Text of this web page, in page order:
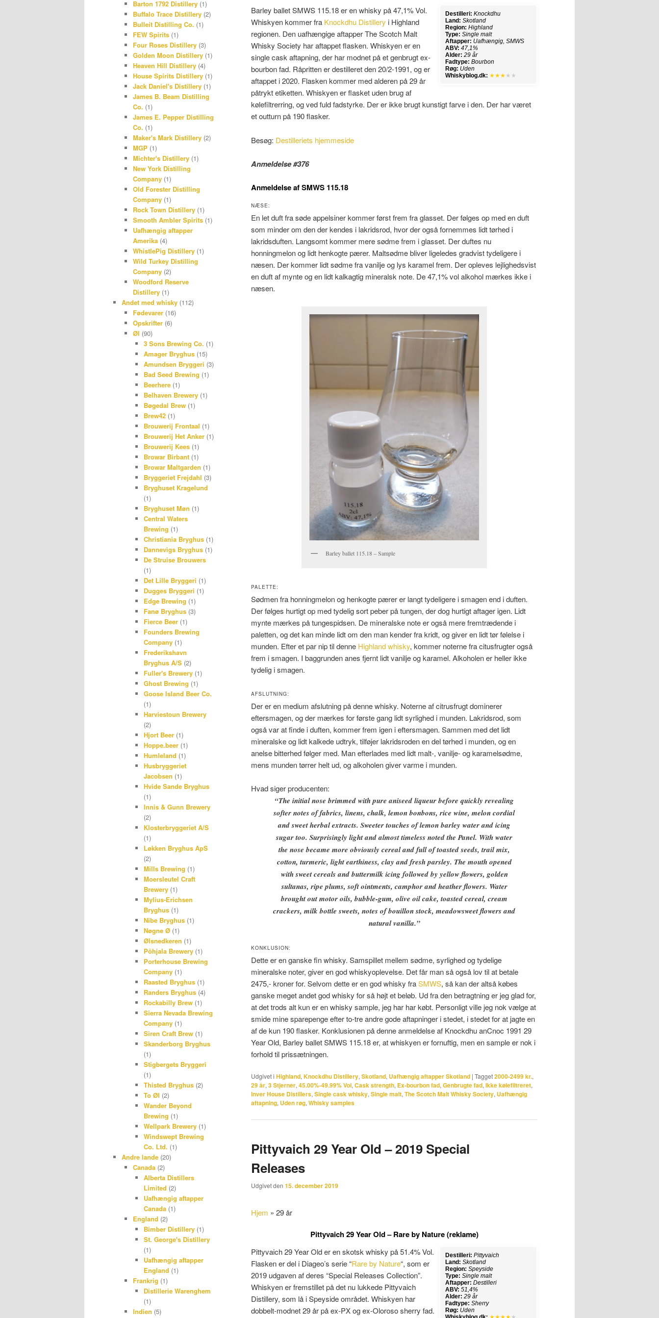
Destilleri: Knockdhu
Land: Skotland
Region: Highland
Type: Single malt
Aftapper: Uafhængig, SMWS
ABV: 47,1%
Alder: 29 år
Fadtype: Bourbon
Røg: Uden
Whiskyblog.dk: ★★★ ★★
Barley ballet SMWS 115.18 er en whisky på 47,1% Vol.
Whiskyen kommer fra Knockdhu Distillery i Highland
regionen. Den uafhængige aftapper The Scotch Malt
Whisky Society har aftappet flasken. Whiskyen er en
single cask aftapning, der har modnet på et genbrugt ex-
bourbon fad. Råpritten er destilleret den 20/2-1991, og er
aftappet i 2020. Flasken kommer med alderen på 29 år
påtrykt etiketten. Whiskyen er flasket uden brug af
kølefiltrerring, og ved fuld fadstyrke. Der er ikke brugt kunstigt farve i den. Der har været
et outturn på 190 flasker.
Besøg: Destilleriets hjemmeside
Anmeldelse #376
Anmeldelse af SMWS 115.18
NÆSE:
En let duft fra søde appelsiner kommer først frem fra glasset. Der følges op med en duft
som minder om den der kendes i lakridsrod, hvor der også fornemmes lidt tørhed i
lakridsduften. Langsomt kommer mere sødme frem i glasset. Der duftes nu
honningmelon og lidt henkogte pærer. Maltsødme bliver ligeledes gradvist tydeligere i
næsen. Der kommer lidt sødme fra vanilje og lys karamel frem. Der opleves lejlighedsvist
en duft af mynte og en lidt kalkagtig mineralsk note. De 47,1% vol alkohol mærkes ikke i
næsen.
Barley ballet 115.18 – Sample
PALETTE:
Sødmen fra honningmelon og henkogte pærer er langt tydeligere i smagen end i duften.
Der følges hurtigt op med tydelig sort peber på tungen, der dog hurtigt aftager igen. Lidt
mynte mærkes på tungespidsen. De mineralske note er også mere fremtrædende i
paletten, og det kan minde lidt om den man kender fra kridt, og giver en lidt tør følelse i
munden. Efter et par nip til denne Highland whisky, kommer noterne fra citusfrugter også
frem i smagen. I baggrunden anes fjernt lidt vanilje og karamel. Alkoholen er heller ikke
tydelig i smagen.
AFSLUTNING:
Der er en medium afslutning på denne whisky. Noterne af citrusfrugt dominerer
eftersmagen, og der mærkes for første gang lidt syrlighed i munden. Lakridsrod, som
også var at finde i duften, kommer frem igen i eftersmagen. Sammen med det lidt
mineralske og lidt kalkede udtryk, tilføjer lakridsroden en del tørhed i munden, og en
anelse bitterhed følger med. Man efterlades med lidt malt-, vanilje- og karamelsødme,
mens munden tørrer helt ud, og alkoholen giver varme i munden.
Hvad siger producenten:
“The initial nose brimmed with pure aniseed liqueur before quickly revealing
softer notes of fabrics, linens, chalk, lemon bonbons, rice wine, melon cordial
and sweet herbal extracts. Sweeter touches of lemon barley water and icing
sugar too. Surprisingly light and almost timeless noted the Panel. With water
the nose became more obviously cereal and full of toasted seeds, trail mix,
cotton, turmeric, light earthiness, clay and fresh parsley. The mouth opened
with sweet cereals and buttermilk icing followed by yellow flowers, golden
sultanas, ripe plums, soft ointments, camphor and heather flowers. Water
brought out motor oils, bubble-gum, olive oil cake, toasted cereal, cream
crackers, milk bottle sweets, notes of bouillon stock, meadowsweet flowers and
natural vanilla.”
KONKLUSION:
Dette er en ganske fin whisky. Samspillet mellem sødme, syrlighed og tydelige
mineralske noter, giver en god whiskyoplevelse. Det får man så også lov til at betale
2475,- kroner for. Selvom dette er en god whisky fraSMWS, så kan der altså købes
ganske meget andet god whisky for så højt et beløb. Ud fra den betragtning er jeg glad for,
at det trods alt kun er en whisky sample, jeg har har købt. Personligt ville jeg nok vælge at
smide mine sparepenge efter to-tre andre gode aftapninger i stedet, i stedet for at jagte en
af de kun 190 flasker. Konklusionen på denne anmeldelse af Knockdhu anCnoc 1991 29
Year Old, Barley ballet SMWS 115.18 er, at whiskyen er fornuftig, men en sample er nok i
forhold til prissætningen.
Udgivet i Highland, Knockdhu Distillery, Skotland, Uafhængig aftapper Skotland | Tagget2000-2499 kr.,
29 år, 3 Stjerner, 45.00%-49.99% Vol, Cask strength, Ex-bourbon fad, Genbrugte fad, Ikke kølefiltreret,
Inver House Distillers, Single cask whisky, Single malt, The Scotch Malt Whisky Society, Uafhængig
aftapning, Uden røg, Whisky samples
Pittyvaich 29 Year Old – 2019 Special
Releases
Udgivet den 15. december 2019
Hjem » 29 år
Pittyvaich 29 Year Old – Rare by Nature (reklame)
Destilleri: Pittyvaich
Land: Skotland
Region: Speyside
Type: Single malt
Aftapper: Destilleri
ABV: 51,4%
Alder: 29 år
Fadtype: Sherry
Røg: Uden
Pittyvaich 29 Year Old er en skotsk whisky på 51.4% Vol.
Flasken er del i Diageo’s serie “Rare by Nature“, som er
2019 udgaven af deres “Special Releases Collection”.
Whiskyen er fremstillet på det nu lukkede Pittyvaich
Distillery, som lå i Speyside området. Whiskyen har
dobbelt-modnet 29 år på ex-PX og ex-Oloroso sherry fad.
a
m
e
s
Barton 1792 Distillery(1)
Buffalo Trace Distillery(2)
Bulleit Distilling Co. (1)
FEW Spirits(1)
Four Roses Distillery(3)
Golden Moon Distillery(1)
Heaven Hill Distillery(4)
House Spirits Distillery(1)
Jack Daniel's Distillery(1)
James B. Beam Distilling
Co. (1)
James E. Pepper Distilling
Co. (1)
Maker's Mark Distillery(2)
MGP(1)
Michter's Distillery(1)
New York Distilling
Company(1)
Old Forester Distilling
Company(1)
Rock Town Distillery(1)
Smooth Ambler Spirits(1)
Uafhængig aftapper
Amerika(4)
WhistlePig Distillery(1)
Wild Turkey Distilling
Company(2)
Woodford Reserve
Distillery(1)
Andet med whisky (112)
Fødevarer(16)
Opskrifter(6)
Øl (90)
3 Sons Brewing Co. (1)
Amager Bryghus (15)
Amundsen Bryggeri (3)
Bad Seed Brewing (1)
Beerhere (1)
Belhaven Brewery (1)
Bøgedal Brew (1)
Brew42 (1)
Brouwerij Frontaal (1)
Brouwerij Het Anker (1)
Brouwerij Kees (1)
Browar Birbant (1)
Browar Maltgarden (1)
Bryggeriet Frejdahl (3)
Bryghuset Kragelund
(1)
Bryghuset Møn (1)
Central Waters
Brewing (1)
Christiania Bryghus (1)
Dannevigs Bryghus (1)
De Struise Brouwers
(1)
Det Lille Bryggeri (1)
Dugges Bryggeri (1)
Edge Brewing (1)
Fanø Bryghus (3)
Fierce Beer (1)
Founders Brewing
Company (1)
Frederikshavn
Bryghus A/S (2)
Fuller's Brewery (1)
Ghost Brewing (1)
Goose Island Beer Co.
(1)
Harviestoun Brewery
(2)
Hjort Beer (1)
Hoppe.beer (1)
Humleland (1)
Husbryggeriet
Jacobsen (1)
Hvide Sande Bryghus
(1)
Innis & Gunn Brewery
(2)
Klosterbryggeriet A/S
(1)
Løkken Bryghus ApS
(2)
Mills Brewing (1)
Moersleutel Craft
Brewery (1)
Mylius-Erichsen
Bryghus (1)
Nibe Bryghus (1)
Nøgne Ø (1)
Ølsnedkeren (1)
Põhjala Brewery (1)
Porterhouse Brewing
Company (1)
Raasted Bryghus (1)
Randers Bryghus (4)
Rockabilly Brew (1)
Sierra Nevada Brewing
Company (1)
Siren Craft Brew (1)
Skanderborg Bryghus
(1)
Stigbergets Bryggeri
(1)
Thisted Bryghus (2)
To Øl (2)
Wander Beyond
Brewing (1)
Wellpark Brewery (1)
Windswept Brewing
Co. Ltd. (1)
Andre lande (20)
Canada(2)
Alberta Distillers
Limited (2)
Uafhængig aftapper
Canada (1)
England (2)
Bimber Distillery (1)
St. George's Distillery
(1)
Uafhængig aftapper
England (1)
Frankrig (1)
Distillerie Warenghem
(1)
Indien (5)